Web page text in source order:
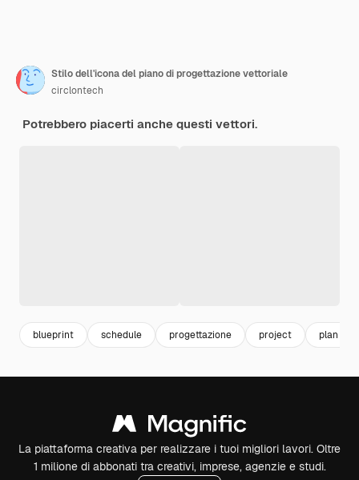
Stilo dell'icona del piano di progettazione vettoriale
circlontech
Potrebbero piacerti anche questi vettori.
blueprint schedule progettazione project plan
La piattaforma creativa per realizzare i tuoi migliori lavori. Oltre
1 milione di abbonati tra creativi, imprese, agenzie e studi.